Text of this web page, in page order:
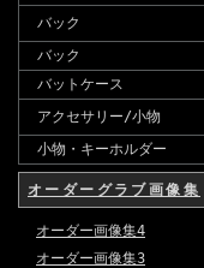
バック
バック
バットケース
アクセサリー/小物
小物・キーホルダー
オーダーグラブ画像集
オーダー画像集4
オーダー画像集3